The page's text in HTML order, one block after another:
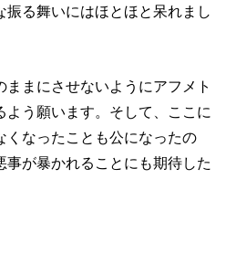
振る舞いにはほとほと呆れまし
ままにさせないようにアフメト
よう願います。そして、ここに
くなったことも公になったの
事が暴かれることにも期待した